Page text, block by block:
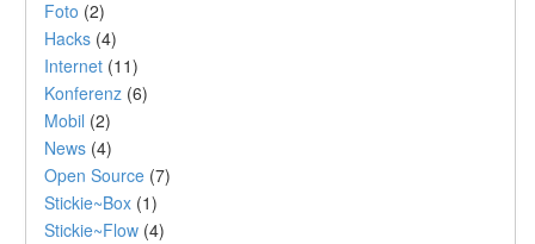
Foto (2)
Hacks (4)
Internet (11)
Konferenz (6)
Mobil (2)
News (4)
Open Source (7)
Stickie~Box (1)
Stickie~Flow (4)